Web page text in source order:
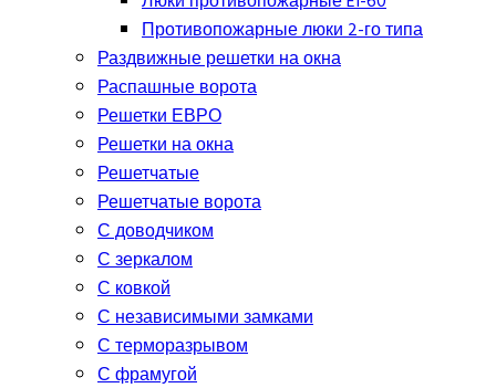
Противопожарные люки 2-го типа
Раздвижные решетки на окна
Распашные ворота
Решетки ЕВРО
Решетки на окна
Решетчатые
Решетчатые ворота
С доводчиком
С зеркалом
С ковкой
С независимыми замками
С терморазрывом
С фрамугой